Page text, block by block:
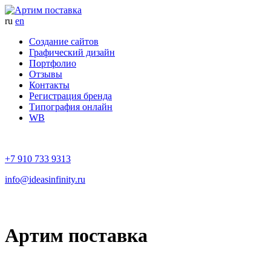
ru en
Создание сайтов
Графический дизайн
Портфолио
Отзывы
Контакты
Регистрация бренда
Типография онлайн
WB
+7 910 733 9313
info@ideasinfinity.ru
Артим поставка